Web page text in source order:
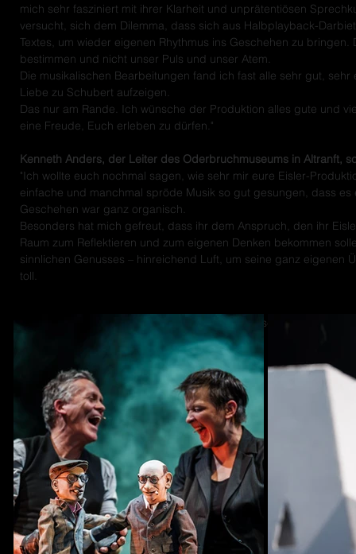
mich sehr fasziniert mit ihrer Klarheit und unprätentiösen
versucht, sich dem Dilemma, dass sich aus Halbplayback-
Textes, um wieder eigenen Rhythmus ins Geschehen zu
bestimmen und nicht unser Puls und unser Atem.
Die musikalischen Bearbeitungen fand ich fast alle sehr gut,
Liebe zu Schubert aufzeigen.
Das nur am Rande. Ich wünsche der Produktion alles gute und
eine Freude, Euch erleben zu dürfen."
Kenneth Anders, der Leiter des Oderbruchmuseums in Altranft,
"Ich wollte euch nochmal sagen, wie sehr mir eure Eisler-
einfache und manchmal spröde Musik so gut gesungen, dass
Geschehen war ganz organisch.
Besonders hat mich gefreut, dass ihr dem Anspruch, den ihr
Raum zum Reflektieren und zum eigenen Denken bekommen
sinnlichen Genusses – hinreichend Luft, um seine ganz
toll.
Diese Aufführung werde ich sicher nicht vergessen."